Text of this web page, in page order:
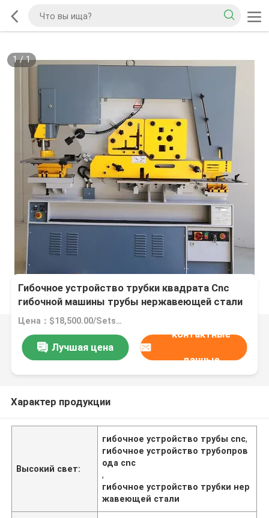
1/1
Гибочное устройство трубки квадрата Cnc
гибочной машины трубы нержавеющей стали
Цена：$18,500.00/Sets >=1 Sets
Лучшая цена
контактные
данные
Характер продукции
Высокий свет:
гибочное устройство трубы cnc,
гибочное устройство трубопров
ода cnc
,
гибочное устройство трубки нер
жавеющей стали